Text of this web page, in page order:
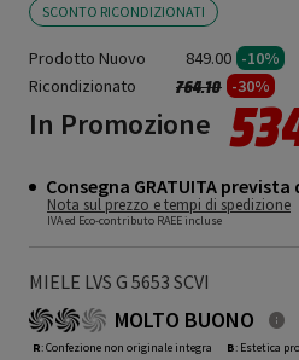
SCONTO RICONDIZIONATI
Prodotto Nuovo 849.00 -10%
Ricondizionato
Prezzo ridotto da
764.10a -30%
In Promozione
Consegna GRATUITA prevista
Nota sul prezzo e tempi di spedizione
IVA ed Eco-contributo RAEE incluse
MIELE LVS G 5653 SCVI
MOLTO BUONO
R: Confezione non originale integra
B: Estetica